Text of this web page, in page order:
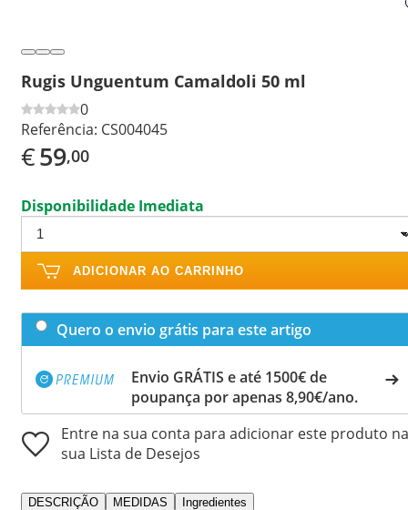
Rugis Unguentum Camaldoli 50 ml
0
Referência: CS004045
€59,00
Disponibilidade Imediata
ADICIONAR AO CARRINHO
Quero o envio grátis para este artigo
Envio GRÁTIS e até 1500€ de
poupança por apenas 8,90€/ano.
Entre na sua conta para adicionar este produto na
sua Lista de Desejos
DESCRIÇÃO MEDIDAS Ingredientes